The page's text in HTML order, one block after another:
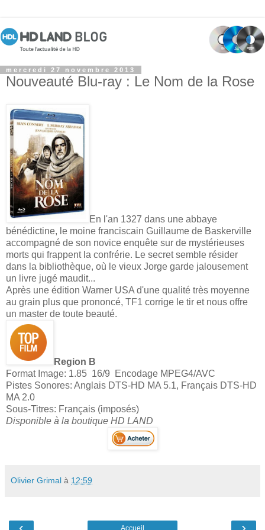
mercredi 27 novembre 2013
Nouveauté Blu-ray : Le Nom de la Rose
En l'an 1327 dans une abbaye
bénédictine, le moine franciscain Guillaume de Baskerville
accompagné de son novice enquête sur de mystérieuses
morts qui frappent la confrérie. Le secret semble résider
dans la bibliothèque, où le vieux Jorge garde jalousement
un livre jugé maudit...
Après une édition Warner USA d'une qualité très moyenne
au grain plus que prononcé, TF1 corrige le tir et nous offre
un master de toute beauté.
Region B
Format Image: 1.85 16/9 Encodage MPEG4/AVC
Pistes Sonores: Anglais DTS-HD MA 5.1, Français DTS-HD
MA 2.0
Sous-Titres: Français (imposés)
Disponible à la boutique HD LAND
Olivier Grimal à 12:59
Accueil